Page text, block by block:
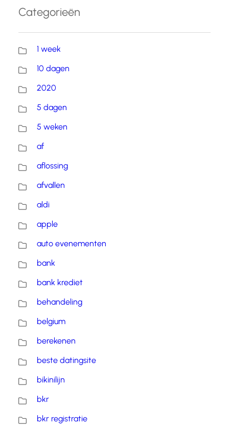
Categorieën
1 week
10 dagen
2020
5 dagen
5 weken
af
aflossing
afvallen
aldi
apple
auto evenementen
bank
bank krediet
behandeling
belgium
berekenen
beste datingsite
bikinilijn
bkr
bkr registratie